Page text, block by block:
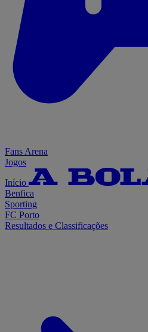
Fans Arena
Jogos
Início
Benfica
Sporting
FC Porto
Resultados e Classificações